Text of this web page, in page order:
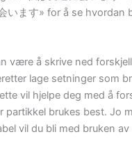
います» for å se hvordan
være å skrive ned
lage setninger som
vil hjelpe deg med å
partikkel brukes best. Jo
vil du bli med bruken av